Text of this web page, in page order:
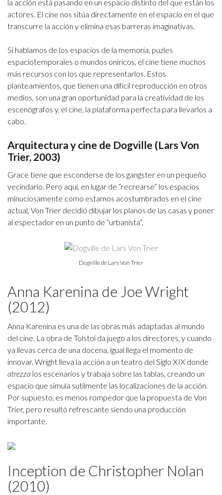
la acción está pasando en un espacio distinto del que están los
actores. El cine nos sitúa directamente en el espacio en el que
transcurre la acción y elimina esas barreras imaginativas.
Si hablamos de los espacios de la memoria, puzles
espaciotemporales o mundos oníricos, el cine tiene muchos
más recursos con los que representarlos. Estos
planteamientos, que tienen una difícil reproducción en otros
medios, son una gran oportunidad para la creatividad de los
escenógrafos y, el cine, la plataforma perfecta para llevarlos a
cabo.
Arquitectura y cine de Dogville (Lars Von
Trier, 2003)
Grace tiene que esconderse de los gangster en un pequeño
vecindario. Pero aquí, en lugar de “recrearse” los espacios
minuciosamente como estamos acostumbrados en el cine
actual, Von Trier decidió dibujar los planos de las casas y poner
al espectador en un punto de “urbanista”.
Dogville de Lars Von Trier
Anna Karenina de Joe Wright
(2012)
Anna Karenina es una de las obras más adaptadas al mundo
del cine. La obra de Tolstoi da juego a los directores, y cuando
ya llevas cerca de una docena, igual llega el momento de
innovar. Wright lleva la acción a un teatro del Siglo XIX donde
atrezza los escenarios y trabaja sobre las tablas, creando un
espacio que simula sutilmente las localizaciones de la acción.
Por supuesto, es menos rompedor que la propuesta de Von
Trier, pero resultó refrescante siendo una producción
importante.
Inception de Christopher Nolan
(2010)